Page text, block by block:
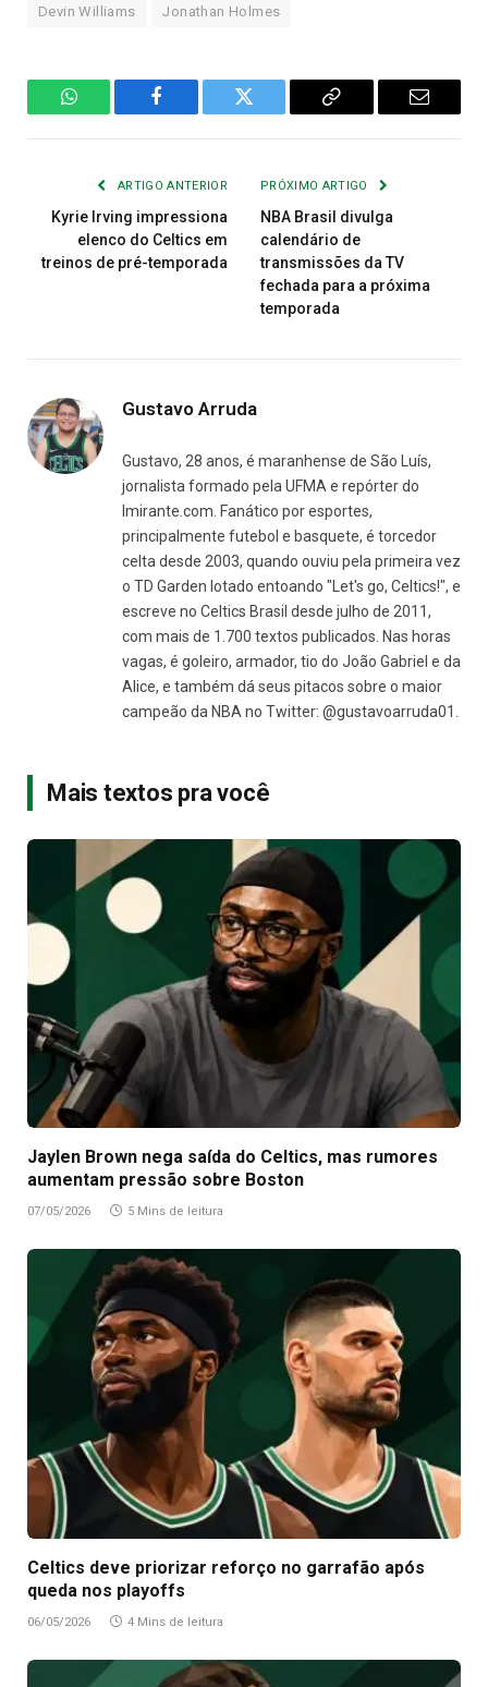
Devin Williams Jonathan Holmes
WhatsAppFacebook Twitter
Copiar
E-
ARTIGO ANTERIOR
Kyrie Irving impressiona
elenco do Celtics em
treinos de pré-temporada
PRÓXIMO ARTIGO
NBA Brasil divulga
calendário de
transmissões da TV
fechada para a próxima
temporada
Gustavo Arruda
Gustavo, 28 anos, é maranhense de São Luís,
jornalista formado pela UFMA e repórter do
Imirante.com. Fanático por esportes,
principalmente futebol e basquete, é torcedor
celta desde 2003, quando ouviu pela primeira vez
o TD Garden lotado entoando "Let's go, Celtics!", e
escreve no Celtics Brasil desde julho de 2011,
com mais de 1.700 textos publicados. Nas horas
vagas, é goleiro, armador, tio do João Gabriel e da
Alice, e também dá seus pitacos sobre o maior
campeão da NBA no Twitter: @gustavoarruda01.
Mais textos pra você
Jaylen Brown nega saída do Celtics, mas rumores
aumentam pressão sobre Boston
07/05/2026 5 Mins de leitura
Celtics deve priorizar reforço no garrafão após
queda nos playoffs
06/05/2026 4 Mins de leitura